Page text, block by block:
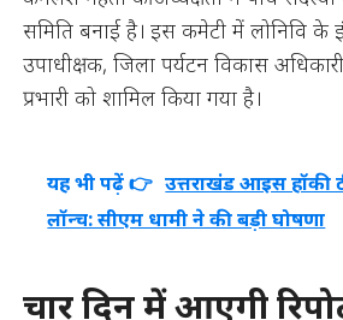
समिति बनाई है। इस कमेटी में लोनिवि के
उपाधीक्षक, जिला पर्यटन विकास
प्रभारी को शामिल किया गया है।
यह भी पढ़ें 👉 उत्तराखंड आइस हॉकी
लॉन्च: सीएम धामी ने की बड़ी घोषणा
चार दिन में आएगी